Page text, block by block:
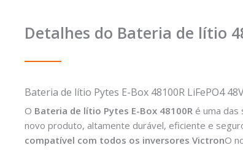
Detalhes do Bateria de lítio
Bateria de lítio Pytes E-Box 48100R LiFePO4
O Bateria de lítio Pytes E-Box 48100R é uma das
novo produto, altamente durável, eficiente e
compatível com todos os inversores VictronO